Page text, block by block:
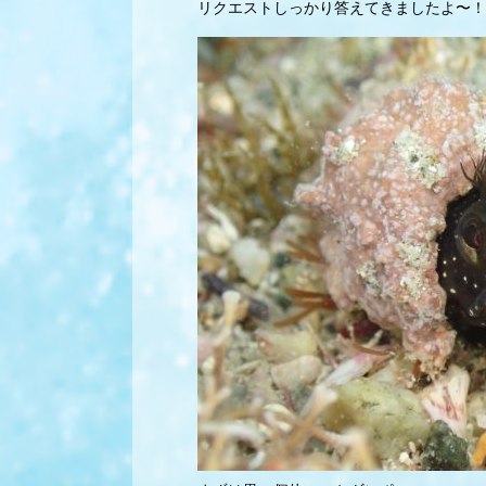
リクエストしっかり答えてきましたよ〜